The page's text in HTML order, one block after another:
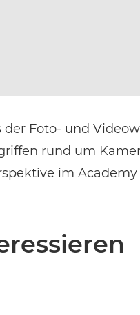
Foto- und
rund um
im Academy